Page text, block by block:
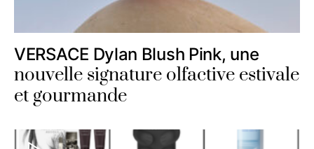
VERSACE Dylan Blush Pink, une
nouvelle signature olfactive estivale
et gourmande